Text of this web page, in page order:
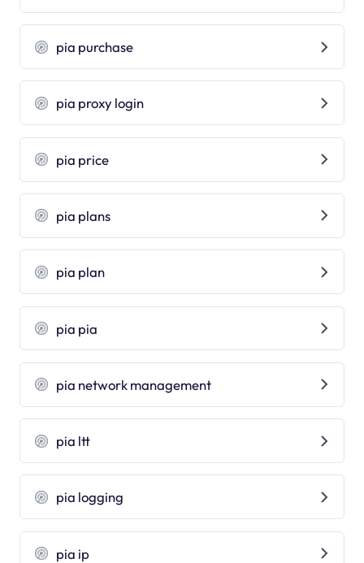
pia purchase
pia proxy login
pia price
pia plans
pia plan
pia pia
pia network management
pia ltt
pia logging
pia ip